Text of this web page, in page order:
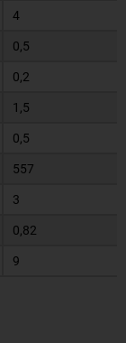
4
0,5
0,2
1,5
0,5
557
3
0,82
9